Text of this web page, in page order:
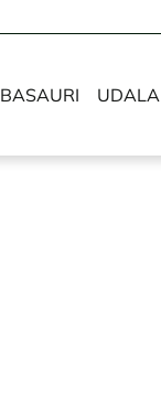
BASAURI UDALA